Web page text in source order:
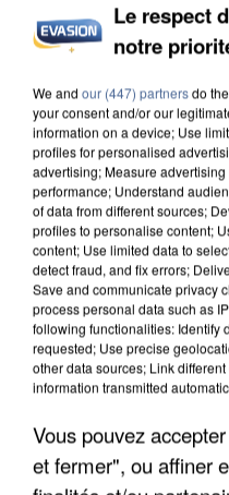
DE SOLIDARITÉ AVEC
Le respect
notre
We and our (447) partnersdo
your consent and/or our
information on a device; Use
profiles for personalised
advertising; Measure
performance; Understand
of data from different sources;
profiles to personalise content;
content; Use limited data to
detect fraud, and fix errors;
Save and communicate privacy
process personal data such as
following functionalities: Identify
requested; Use precise
other data sources; Link
information transmitted
Vous pouvez
et fermer", ou affiner